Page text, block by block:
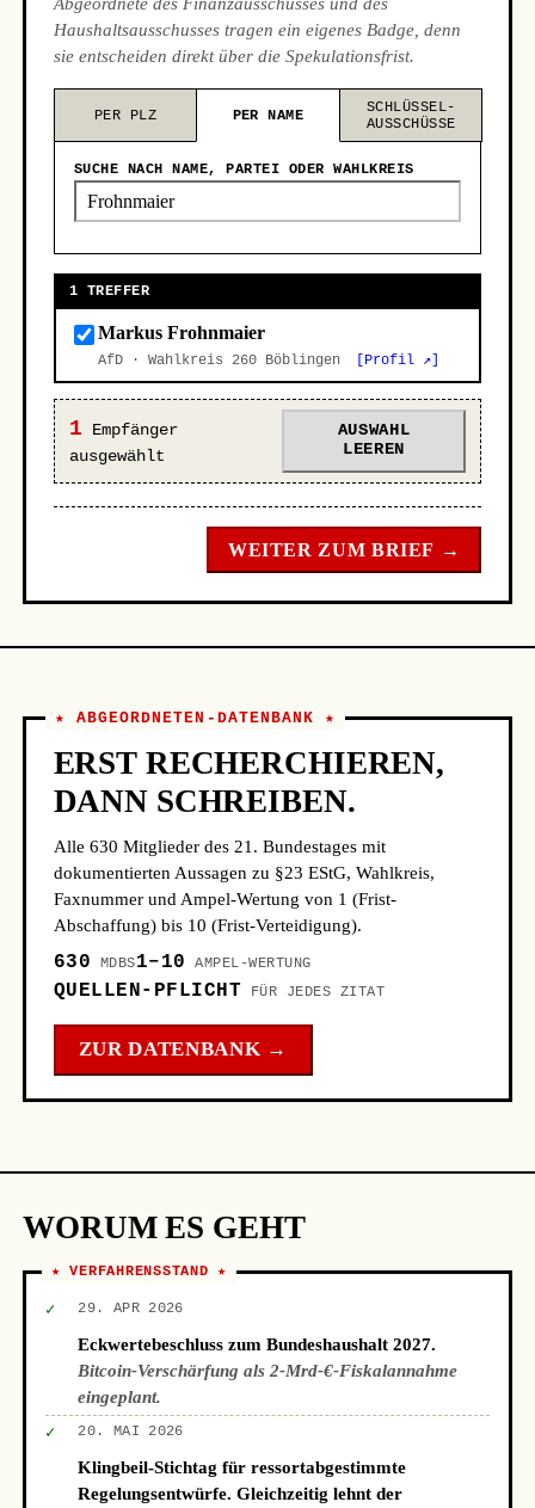
Haushaltsausschusses tragen ein eigenes Badge, denn
sie entscheiden direkt über die Spekulationsfrist.
PER PLZ PER NAME
SCHLÜSSEL-
AUSSCHÜSSE
SUCHE NACH NAME, PARTEI ODER WAHLKREIS
1 TREFFER
Markus Frohnmaier
AfD · Wahlkreis 260 Böblingen [Profil ↗]
1 Empfänger
ausgewählt
AUSWAHL
LEEREN
WEITER ZUM BRIEF →
★ ABGEORDNETEN-DATENBANK ★
ERST RECHERCHIEREN,
DANN SCHREIBEN.
Alle 630 Mitglieder des 21. Bundestages mit
dokumentierten Aussagen zu §23 EStG, Wahlkreis,
Faxnummer und Ampel-Wertung von 1 (Frist-
Abschaffung) bis 10 (Frist-Verteidigung).
630 MDBS1–10 AMPEL-WERTUNG
QUELLEN-PFLICHT FÜR JEDES ZITAT
ZUR DATENBANK →
WORUM ES GEHT
★ VERFAHRENSSTAND ★
✓ 29. APR 2026
Eckwertebeschluss zum Bundeshaushalt 2027.
Bitcoin-Verschärfung als 2-Mrd-€-Fiskalannahme
eingeplant.
✓ 20. MAI 2026
Klingbeil-Stichtag für ressortabgestimmte
Regelungsentwürfe. Gleichzeitig lehnt der